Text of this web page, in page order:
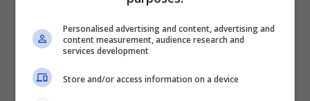
antipasto a base di pesce, prova la ricetta
delle
Personalised advertising and content, advertising and
content measurement, audience research and
services development
Store and/or access information on a device